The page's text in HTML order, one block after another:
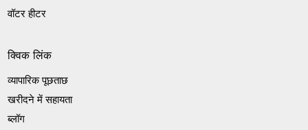
वॉटर हीटर
क्विक लिंक
व्यापारिक पूछताछ
खरीदने में सहायता
ब्लॉग